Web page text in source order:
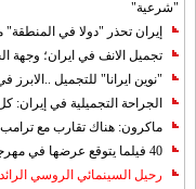
"شرعية"
إيران تحذر "دولا في
تجميل الانف في ايران؛ وجهة
"نوين ايرانا" للتجميل
الجراحة التجميلية في إيران:
ماكرون: هناك تقارب مع
40 فيلما يتوقع عرضها في مهرجان كان 2019
رحيل السينمائي الروسي